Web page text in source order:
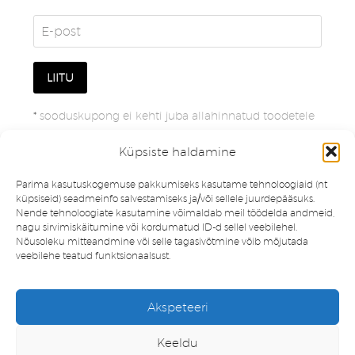
Küpsiste haldamine
Parima kasutuskogemuse pakkumiseks kasutame tehnoloogiaid (nt
küpsiseid) seadmeinfo salvestamiseks ja/või sellele juurdepääsuks.
Nende tehnoloogiate kasutamine võimaldab meil töödelda andmeid,
nagu sirvimiskäitumine või kordumatud ID-d sellel veebilehel.
Nõusoleku mitteandmine või selle tagasivõtmine võib mõjutada
veebilehe teatud funktsionaalsust.
Akspeteeri
Keeldu
* sooduskupong ei kehti juba allahinnatud toodetele
Müügitingimused Privaatsuspoliitika
Minu konto Soovinimekiri